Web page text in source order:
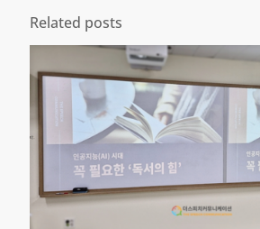
Related posts